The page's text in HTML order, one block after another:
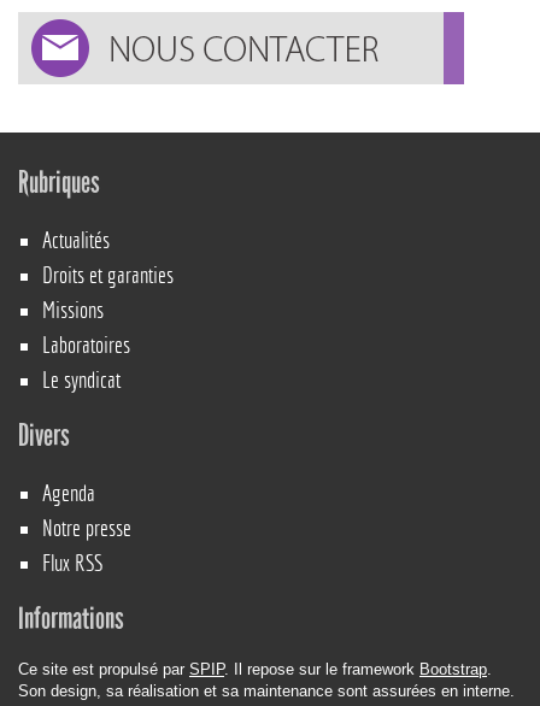
Rubriques
Actualités
Droits et garanties
Missions
Laboratoires
Le syndicat
Divers
Agenda
Notre presse
Flux RSS
Informations
Ce site est propulsé par SPIP. Il repose sur le framework Bootstrap.
Son design, sa réalisation et sa maintenance sont assurées en interne.